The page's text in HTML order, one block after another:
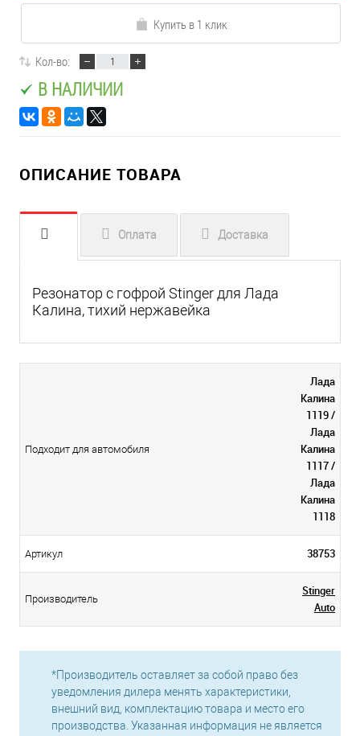
Купить в 1 клик
Кол-во:
В НАЛИЧИИ
ОПИСАНИЕ ТОВАРА
Оплата Доставка
Резонатор с гофрой Stinger для Лада
Калина, тихий нержавейка
Подходит для автомобиля
Лада
Калина
1119 /
Лада
Калина
1117 /
Лада
Калина
1118
Артикул 38753
Производитель
Stinger
Auto
*Производитель оставляет за собой право без
уведомления дилера менять характеристики,
внешний вид, комплектацию товара и место его
производства. Указанная информация не является